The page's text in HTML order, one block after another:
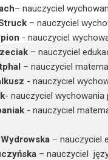
– nauczyciel
– nauczyciel
- nauczyciel
– nauczyciel
– nauczyciel
- nauczyciel
- nauczyciel wychowania
- nauczyciel
– nauczyciel
– nauczyciel